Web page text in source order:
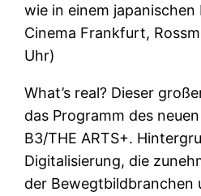
wie in einem
Cinema Frankfurt,
Uhr)
What’s real? Dieser
das Programm des
B3/THE ARTS+.
Digitalisierung, die
der Bewegtbildbranchen